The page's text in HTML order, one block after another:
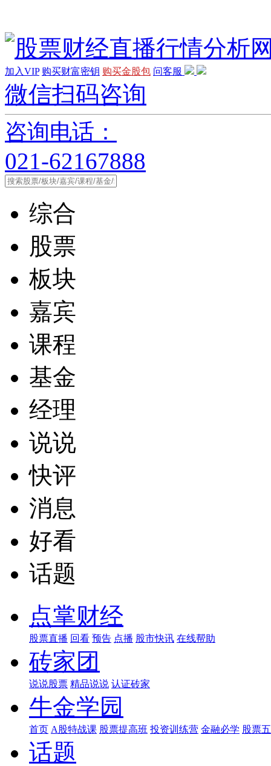
加入VIP 购买财富密钥 购买金股包 问客服
微信扫码咨询
咨询电话：
021-62167888
综合
股票
板块
嘉宾
课程
基金
经理
说说
快评
消息
好看
话题
点掌财经
股票直播 回看 预告 点播 股市快讯 在线帮助
砖家团
说说股票 精品说说 认证砖家
牛金学园
首页 A股特战课 股票提高班 投资训练营 金融必学 股票
话题